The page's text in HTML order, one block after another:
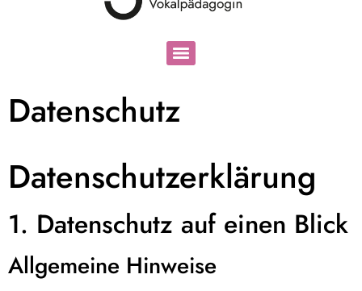
Datenschutz
Datenschutz­erklärung
1. Datenschutz auf einen Blick
Allgemeine Hinweise